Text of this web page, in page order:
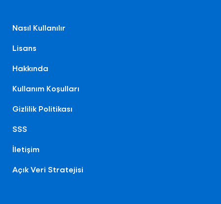
Nasıl Kullanılır
Lisans
Hakkında
Kullanım Koşulları
Gizlilik Politikası
SSS
İletişim
Açık Veri Stratejisi